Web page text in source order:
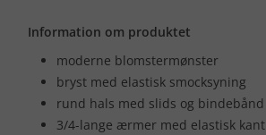
Information om produktet
moderne blomstermønster
bryst med elastisk smocksyning
rund hals med slids og bindebånd
3/4-lange ærmer med elastisk kant